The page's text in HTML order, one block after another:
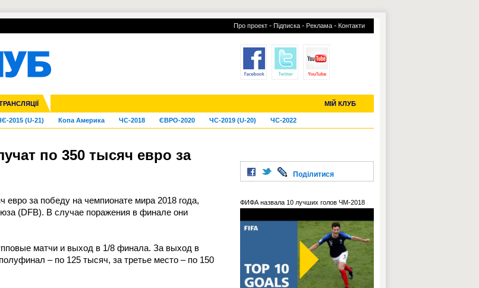
Про проект - Підписка - Реклама - Контакти
МІЙ КЛУБ
України Молодіжка
Ліга конференцій
2015 (U-21) Копа Америка ЧС-2018 ЄВРО-2020 ЧС-2019 (U-20) ЧС-2022
УСІ ТРАНСФЕРИ
по 350 тысяч евро за
за победу на чемпионате мира 2018 года,
(DFB). В случае поражения в финале они
матчи и выход в 1/8 финала. За выход в
– по 125 тысяч, за третье место – по 150
Поділитися
ФИФА назвала 10 лучших голов ЧМ-2018